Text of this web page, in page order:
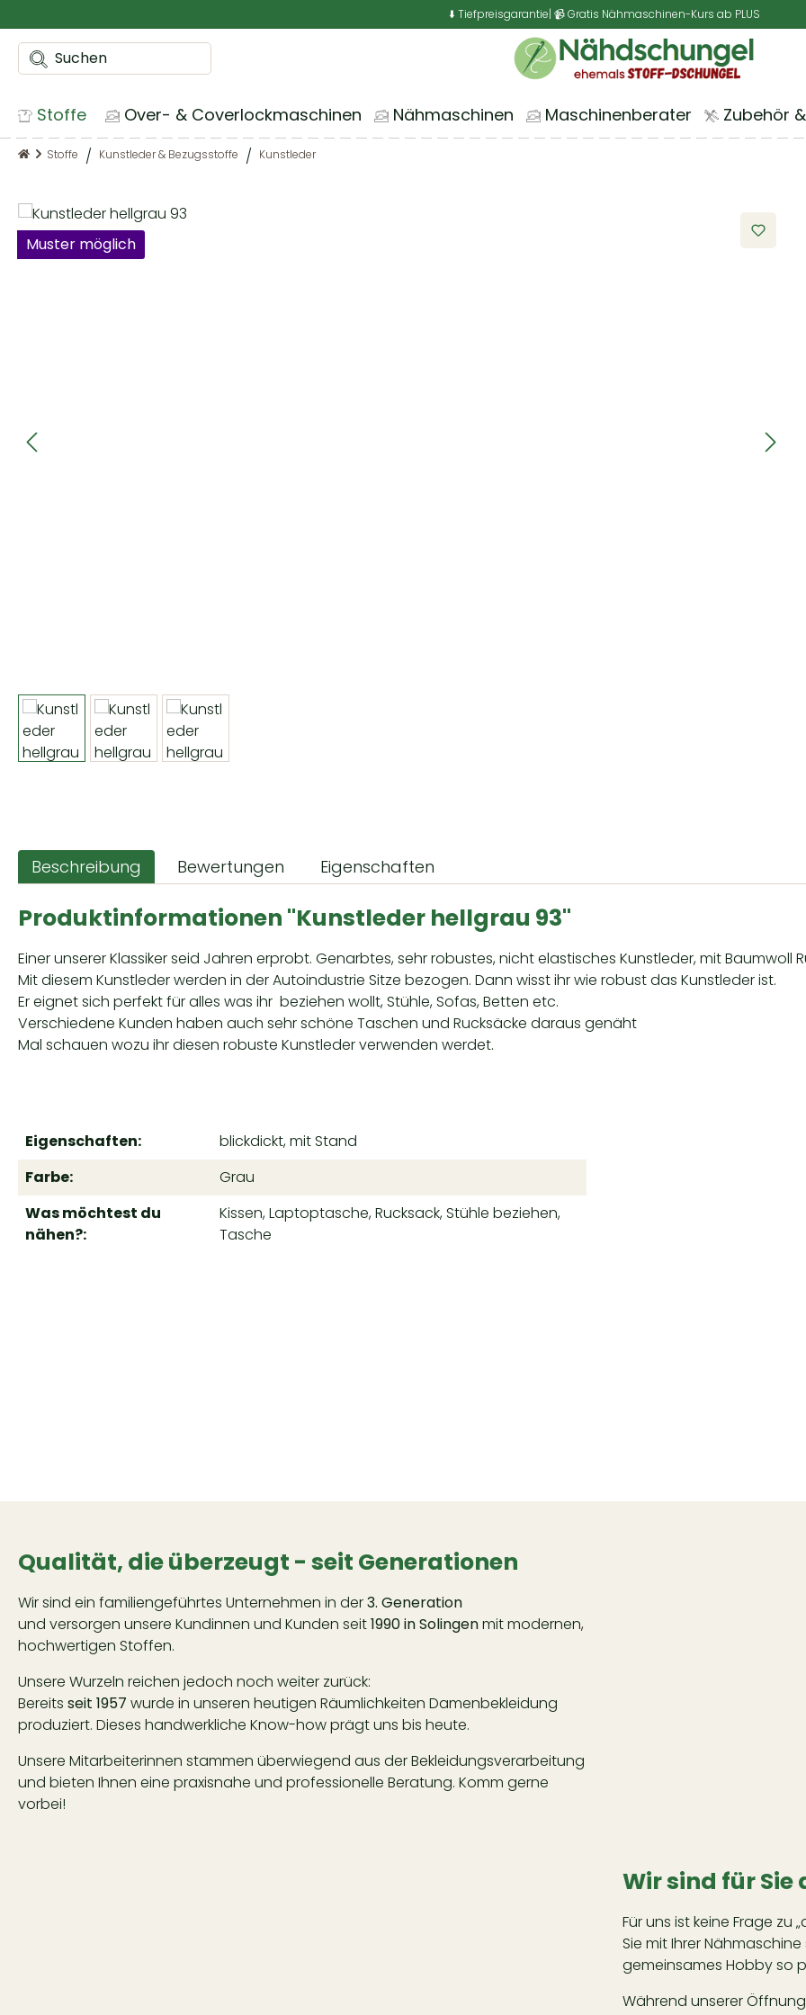
⬇️ Tiefpreisgarantie| 📹 Gratis Nähmaschinen-Kurs ab PLUS
Stoffe Over- & Coverlockmaschinen Nähmaschinen Maschinenberater Zubehör
Stoffe Kunstleder & Bezugsstoffe Kunstleder
Muster möglich
Bildergalerie überspringen
Beschreibung Bewertungen Eigenschaften
Produktinformationen "Kunstleder hellgrau 93"
Einer unserer Klassiker seid Jahren erprobt. Genarbtes, sehr robustes, nicht elastisches Kunstleder, mit Baumwoll
Mit diesem Kunstleder werden in der Autoindustrie Sitze bezogen. Dann wisst ihr wie robust das Kunstleder ist.
Er eignet sich perfekt für alles was ihr beziehen wollt, Stühle, Sofas, Betten etc.
Verschiedene Kunden haben auch sehr schöne Taschen und Rucksäcke daraus genäht
Mal schauen wozu ihr diesen robuste Kunstleder verwenden werdet.
Eigenschaften:
blickdickt, mit Stand
Farbe:
Grau
Was möchtest du
nähen?:
Kissen, Laptoptasche, Rucksack, Stühle beziehen,
Tasche
Qualität, die überzeugt - seit Generationen
Wir sind ein familiengeführtes Unternehmen in der3. Generation
und versorgen unsere Kundinnen und Kunden seit1990 in Solingenmit modernen,
hochwertigen Stoffen.
Unsere Wurzeln reichen jedoch noch weiter zurück:
Bereits seit 1957 wurde in unseren heutigen Räumlichkeiten Damenbekleidung
produziert. Dieses handwerkliche Know-how prägt uns bis heute.
Unsere Mitarbeiterinnen stammen überwiegend aus der Bekleidungsverarbeitung
und bieten Ihnen eine praxisnahe und professionelle Beratung. Komm gerne
vorbei!
Wir sind für Sie
Für uns ist keine Frage zu
Sie mit Ihrer
gemeinsames Hobby so
Während unserer